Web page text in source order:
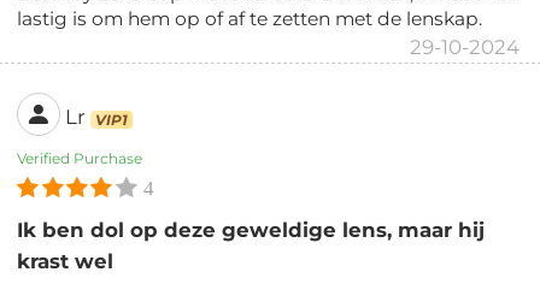
lastig is om hem op of af te zetten met de lenskap.
29-10-2024
Lr VIP1
Verified Purchase
4
Ik ben dol op deze geweldige lens, maar hij
krast wel